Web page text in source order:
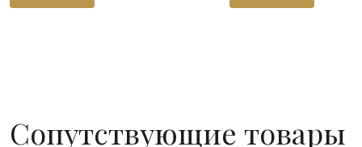
Сопутствующие товары